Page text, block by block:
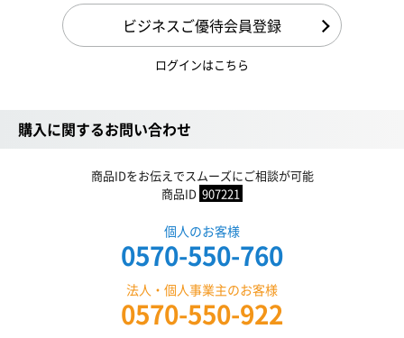
ビジネスご優待会員登録
ログインはこちら
購入に関するお問い合わせ
商品IDをお伝えでスムーズにご相談が可能
商品ID 907221
個人のお客様
0570-550-760
法人・個人事業主のお客様
0570-550-922